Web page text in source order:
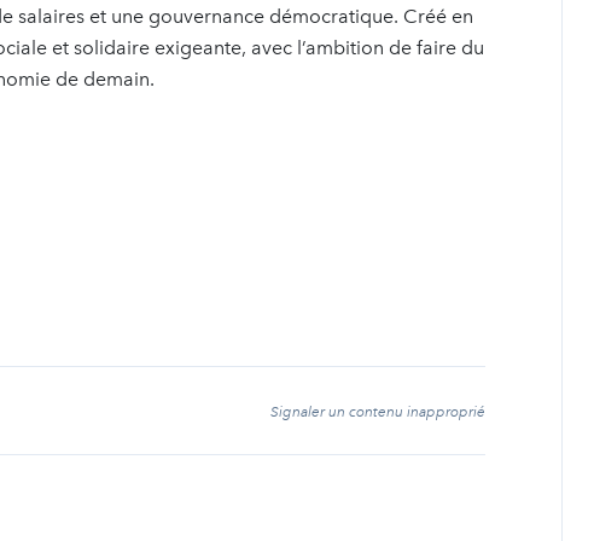
salaires et une gouvernance démocratique. Créé en
et solidaire exigeante, avec l’ambition de faire du
de demain.
Signaler un contenu inapproprié